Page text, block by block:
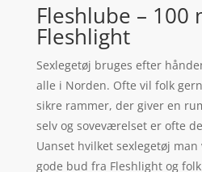
Fleshlube – 100
Fleshlight
Sexlegetøj bruges efter
alle i Norden. Ofte vil folk
sikre rammer, der giver en
selv og soveværelset er ofte
Uanset hvilket sexlegetøj
gode bud fra Fleshlight og